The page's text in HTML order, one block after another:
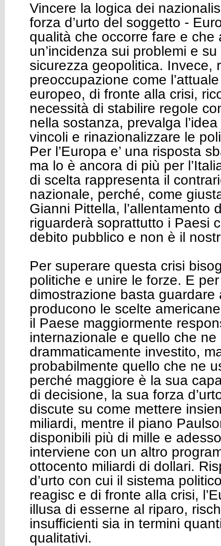
Vincere la logica dei
forza d’urto del soggetto -
qualità che occorre fare e che
un’incidenza sui problemi e
sicurezza geopolitica. Invece,
preoccupazione come
europeo, di fronte alla crisi,
necessità di stabilire regole
nella sostanza, prevalga
vincoli e rinazionalizzare le
Per l’Europa e’ una risposta
ma lo è ancora di più per
di scelta rappresenta il
nazionale, perché, come
Gianni Pittella, l’allentamento
riguarderà soprattutto i Paesi
debito pubblico e non è il
Per superare questa crisi
politiche e unire le forze. E
dimostrazione basta guardare
producono le scelte
il Paese maggiormente
internazionale e quello che
drammaticamente investito,
probabilmente quello che ne
perché maggiore è la sua
di decisione, la sua forza
discute su come mettere
miliardi, mentre il piano
disponibili più di mille e
interviene con un altro
ottocento miliardi di dollari.
d’urto con cui il sistema
reagisc e di fronte alla crisi,
illusa di esserne al riparo,
insufficienti sia in termini
qualitativi.